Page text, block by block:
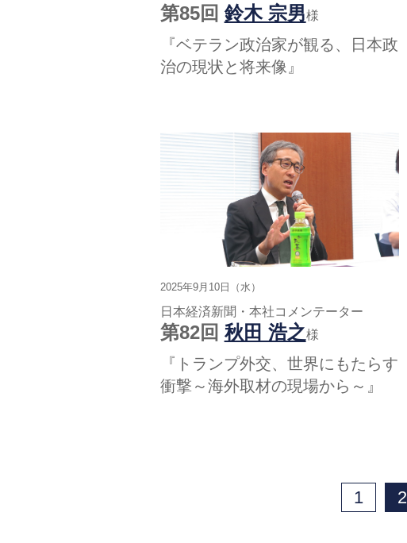
第85回 鈴木 宗男様
『ベテラン政治家が観る、日本政
治の現状と将来像』
2025年9月10日（水）
日本経済新聞・本社コメンテーター
第82回 秋田 浩之様
『トランプ外交、世界にもたらす
衝撃～海外取材の現場から～』
1 2